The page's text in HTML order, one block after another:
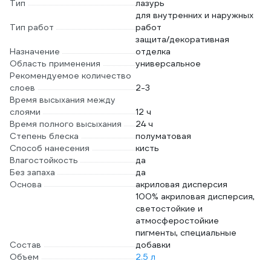
Тип лазурь
Тип работ
для внутренних и наружных
работ
Назначение
защита/декоративная
отделка
Область применения
универсальное
Рекомендуемое количество
слоев
2-3
Время высыхания между
слоями
12 ч
Время полного высыхания
24 ч
Степень блеска
полуматовая
Способ нанесения
кисть
Влагостойкость
да
Без запаха
да
Основа
акриловая дисперсия
Состав
100% акриловая дисперсия,
светостойкие и
атмосферостойкие
пигменты, специальные
добавки
Объем
2.5 л